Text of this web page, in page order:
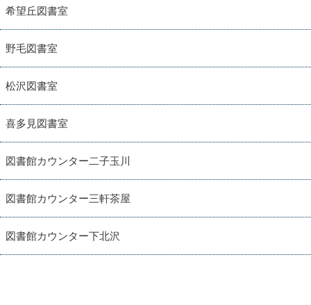
希望丘図書室
野毛図書室
松沢図書室
喜多見図書室
図書館カウンター二子玉川
図書館カウンター三軒茶屋
図書館カウンター下北沢